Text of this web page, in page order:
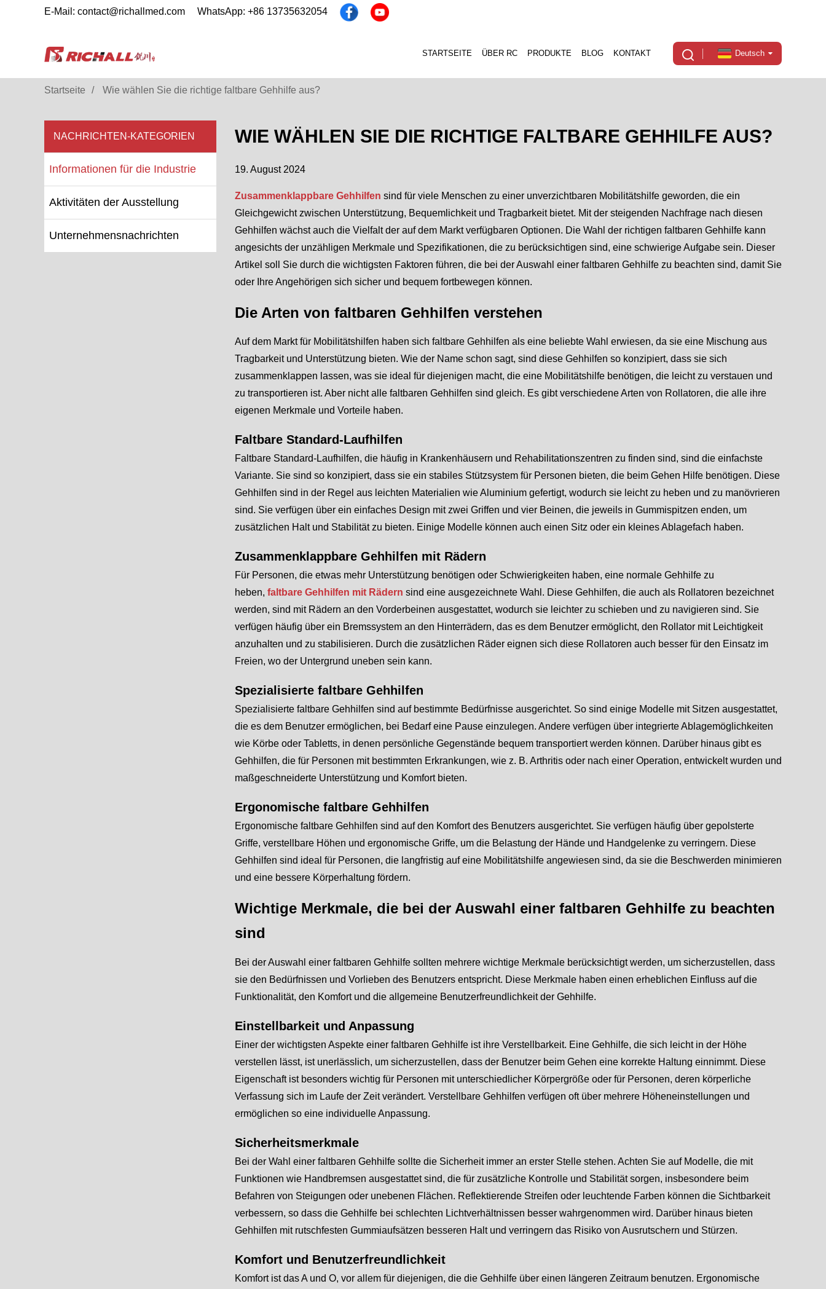
E-Mail: contact@richallmed.com WhatsApp: +86 13735632054
STARTSEITE ÜBER RC PRODUKTE BLOG KONTAKT Deutsch
Startseite Wie wählen Sie die richtige faltbare Gehhilfe aus?
NACHRICHTEN-KATEGORIEN
Informationen für die Industrie
Aktivitäten der Ausstellung
Unternehmensnachrichten
WIE WÄHLEN SIE DIE RICHTIGE FALTBARE GEHHILFE AUS?
19. August 2024
Zusammenklappbare Gehhilfen sind für viele Menschen zu einer unverzichtbaren Mobilitätshilfe geworden, die ein
Gleichgewicht zwischen Unterstützung, Bequemlichkeit und Tragbarkeit bietet. Mit der steigenden Nachfrage nach diesen
Gehhilfen wächst auch die Vielfalt der auf dem Markt verfügbaren Optionen. Die Wahl der richtigen faltbaren Gehhilfe kann
angesichts der unzähligen Merkmale und Spezifikationen, die zu berücksichtigen sind, eine schwierige Aufgabe sein. Dieser
Artikel soll Sie durch die wichtigsten Faktoren führen, die bei der Auswahl einer faltbaren Gehhilfe zu beachten sind, damit Sie
oder Ihre Angehörigen sich sicher und bequem fortbewegen können.
Die Arten von faltbaren Gehhilfen verstehen
Auf dem Markt für Mobilitätshilfen haben sich faltbare Gehhilfen als eine beliebte Wahl erwiesen, da sie eine Mischung aus
Tragbarkeit und Unterstützung bieten. Wie der Name schon sagt, sind diese Gehhilfen so konzipiert, dass sie sich
zusammenklappen lassen, was sie ideal für diejenigen macht, die eine Mobilitätshilfe benötigen, die leicht zu verstauen und
zu transportieren ist. Aber nicht alle faltbaren Gehhilfen sind gleich. Es gibt verschiedene Arten von Rollatoren, die alle ihre
eigenen Merkmale und Vorteile haben.
Faltbare Standard-Laufhilfen
Faltbare Standard-Laufhilfen, die häufig in Krankenhäusern und Rehabilitationszentren zu finden sind, sind die einfachste
Variante. Sie sind so konzipiert, dass sie ein stabiles Stützsystem für Personen bieten, die beim Gehen Hilfe benötigen. Diese
Gehhilfen sind in der Regel aus leichten Materialien wie Aluminium gefertigt, wodurch sie leicht zu heben und zu manövrieren
sind. Sie verfügen über ein einfaches Design mit zwei Griffen und vier Beinen, die jeweils in Gummispitzen enden, um
zusätzlichen Halt und Stabilität zu bieten. Einige Modelle können auch einen Sitz oder ein kleines Ablagefach haben.
Zusammenklappbare Gehhilfen mit Rädern
Für Personen, die etwas mehr Unterstützung benötigen oder Schwierigkeiten haben, eine normale Gehhilfe zu
heben, faltbare Gehhilfen mit Rädern sind eine ausgezeichnete Wahl. Diese Gehhilfen, die auch als Rollatoren bezeichnet
werden, sind mit Rädern an den Vorderbeinen ausgestattet, wodurch sie leichter zu schieben und zu navigieren sind. Sie
verfügen häufig über ein Bremssystem an den Hinterrädern, das es dem Benutzer ermöglicht, den Rollator mit Leichtigkeit
anzuhalten und zu stabilisieren. Durch die zusätzlichen Räder eignen sich diese Rollatoren auch besser für den Einsatz im
Freien, wo der Untergrund uneben sein kann.
Spezialisierte faltbare Gehhilfen
Spezialisierte faltbare Gehhilfen sind auf bestimmte Bedürfnisse ausgerichtet. So sind einige Modelle mit Sitzen ausgestattet,
die es dem Benutzer ermöglichen, bei Bedarf eine Pause einzulegen. Andere verfügen über integrierte Ablagemöglichkeiten
wie Körbe oder Tabletts, in denen persönliche Gegenstände bequem transportiert werden können. Darüber hinaus gibt es
Gehhilfen, die für Personen mit bestimmten Erkrankungen, wie z. B. Arthritis oder nach einer Operation, entwickelt wurden und
maßgeschneiderte Unterstützung und Komfort bieten.
Ergonomische faltbare Gehhilfen
Ergonomische faltbare Gehhilfen sind auf den Komfort des Benutzers ausgerichtet. Sie verfügen häufig über gepolsterte
Griffe, verstellbare Höhen und ergonomische Griffe, um die Belastung der Hände und Handgelenke zu verringern. Diese
Gehhilfen sind ideal für Personen, die langfristig auf eine Mobilitätshilfe angewiesen sind, da sie die Beschwerden minimieren
und eine bessere Körperhaltung fördern.
Wichtige Merkmale, die bei der Auswahl einer faltbaren Gehhilfe zu beachten
sind
Bei der Auswahl einer faltbaren Gehhilfe sollten mehrere wichtige Merkmale berücksichtigt werden, um sicherzustellen, dass
sie den Bedürfnissen und Vorlieben des Benutzers entspricht. Diese Merkmale haben einen erheblichen Einfluss auf die
Funktionalität, den Komfort und die allgemeine Benutzerfreundlichkeit der Gehhilfe.
Einstellbarkeit und Anpassung
Einer der wichtigsten Aspekte einer faltbaren Gehhilfe ist ihre Verstellbarkeit. Eine Gehhilfe, die sich leicht in der Höhe
verstellen lässt, ist unerlässlich, um sicherzustellen, dass der Benutzer beim Gehen eine korrekte Haltung einnimmt. Diese
Eigenschaft ist besonders wichtig für Personen mit unterschiedlicher Körpergröße oder für Personen, deren körperliche
Verfassung sich im Laufe der Zeit verändert. Verstellbare Gehhilfen verfügen oft über mehrere Höheneinstellungen und
ermöglichen so eine individuelle Anpassung.
Sicherheitsmerkmale
Bei der Wahl einer faltbaren Gehhilfe sollte die Sicherheit immer an erster Stelle stehen. Achten Sie auf Modelle, die mit
Funktionen wie Handbremsen ausgestattet sind, die für zusätzliche Kontrolle und Stabilität sorgen, insbesondere beim
Befahren von Steigungen oder unebenen Flächen. Reflektierende Streifen oder leuchtende Farben können die Sichtbarkeit
verbessern, so dass die Gehhilfe bei schlechten Lichtverhältnissen besser wahrgenommen wird. Darüber hinaus bieten
Gehhilfen mit rutschfesten Gummiaufsätzen besseren Halt und verringern das Risiko von Ausrutschern und Stürzen.
Komfort und Benutzerfreundlichkeit
Komfort ist das A und O, vor allem für diejenigen, die die Gehhilfe über einen längeren Zeitraum benutzen. Ergonomische